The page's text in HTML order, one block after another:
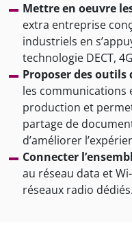
Mettre en oeuvre
extra entreprise
industriels en
technologie DECT,
Proposer des
les communications
production et
partage de
d’améliorer
Connecter
au réseau data et
réseaux radio dédiés.